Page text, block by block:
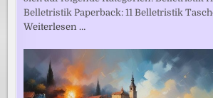
Belletristik Paperback: 11 Belletristik
Weiterlesen …